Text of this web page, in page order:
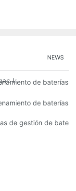
NEWS
Impulsando la
de baterías
de la
de baterías
del almacenamiento
de gestión de